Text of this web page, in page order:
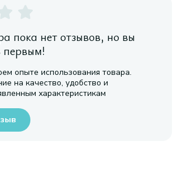
пока нет отзывов, но вы
первым!
опыте использования товара.
на качество, удобство и
характеристикам